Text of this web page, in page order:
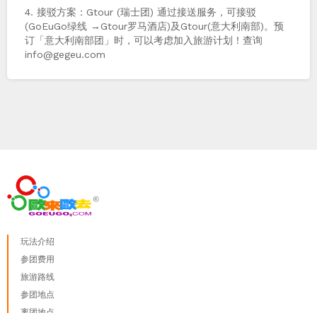
4. 接驳方案：Gtour (瑞士团) 通过接送服务，可接驳
(GoEuGo绿线 →Gtour罗马酒店)及Gtour(意大利南部)。预
订「意大利南部团」时，可以考虑加入旅游计划！查询
info@gegeu.com
玩法介绍
参团费用
旅游路线
参团地点